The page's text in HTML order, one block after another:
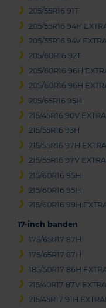
205/55R16 91T
205/55R16 94H
205/55R16 94V
205/60R16 92T
205/60R16 96H
205/60R16 96H
205/65R16 95H
215/45R16 90V
215/55R16 93H
215/55R16 97H
215/55R16 97V
215/60R16 95H
215/60R16 95H
215/60R16 99H
17-inch banden
175/65R17 87H
175/65R17 87H
185/50R17 86H
215/40R17 87V
215/45R17 91H